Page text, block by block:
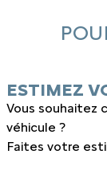
ESTIMEZ
Vous souhaitez
véhicule ?
Faites votre